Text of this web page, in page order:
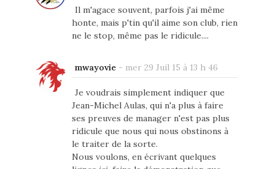
Il m'agace souvent, parfois j'ai même
honte, mais p'tin qu'il aime son club, rien
ne le stop, même pas le ridicule....
mwayovie- mer 29 Juil 15 à 13 h 46
Je voudrais simplement indiquer que
Jean-Michel Aulas, qui n'a plus à faire
ses preuves de manager n'est pas plus
ridicule que nous qui nous obstinons à
le traiter de la sorte.
Nous voulons, en écrivant quelques